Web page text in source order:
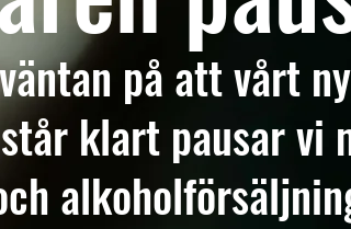
på att vårt
står klart pausar vi